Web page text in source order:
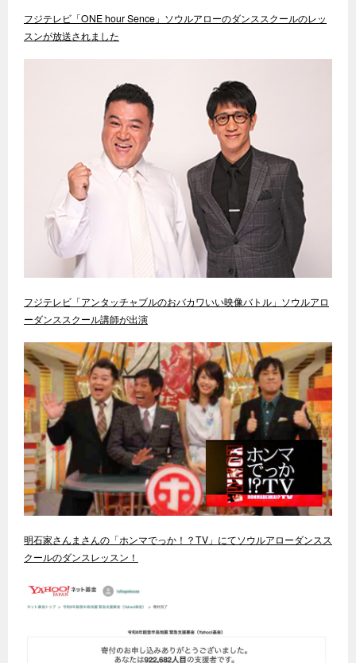
フジテレビ「ONE hour Sence」ソウルアローのダンススクールのレッ
スンが放送されました
フジテレビ「アンタッチャブルのおバカワいい映像バトル」ソウルアロ
ーダンススクール講師が出演
明石家さんまさんの「ホンマでっか！？TV」にてソウルアローダンスス
クールのダンスレッスン！